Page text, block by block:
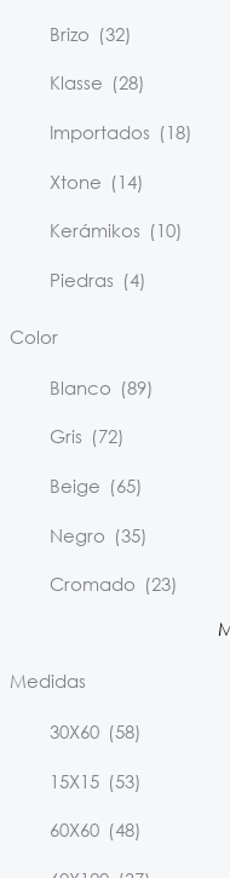
Brizo (32)
Klasse (28)
Importados (18)
Xtone (14)
Kerámikos (10)
Piedras (4)
Color
Blanco (89)
Gris (72)
Beige (65)
Negro (35)
Cromado (23)
Medidas
30X60 (58)
15X15 (53)
60X60 (48)